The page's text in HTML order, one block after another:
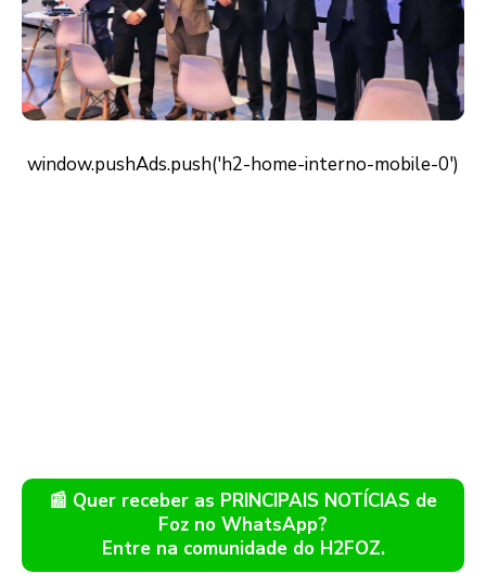
📰 Quer receber as PRINCIPAIS NOTÍCIAS de
Foz no WhatsApp?
Entre na comunidade do H2FOZ.